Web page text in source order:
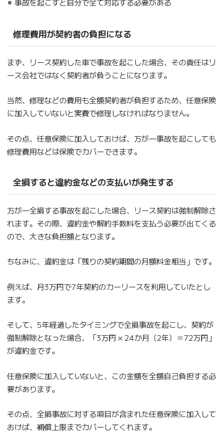
修理費用が契約者の負担になる
まず、リース契約した車で事故を起こした場合、その責任はリ
ース会社ではなく契約者が負うことになります。
当然、修理などの費用も全額契約者が負担するため、任意保険
に加入していないと実費で修理しなければなりません。
その点、任意保険に加入しておけば、万が一事故を起こしても
修理費用などは保険でカバーできます。
全損すると違約金などの支払いが発生する
万が一全損する事故を起こした場合、リース契約は強制解除さ
れます。その際、違約金や解約手数料を支払う必要が出てくる
ので、大きな負担額となります。
ちなみに、違約金は「残りの契約期間の月額料金相当」です。
例えば、月3万円で7年契約のカーリースを利用していたとし
ます。
そして、5年経過したタイミングで全損事故を起こし、契約が
強制解除となった場合、「3万円 × 24か月（2年）＝72万円」
が違約金です。
任意保険に加入していないと、この金額を全額自己負担する必
要があります。
その点、全損事故に対する項目が含まれた任意保険に加入して
おけば、補償上限までカバーしてくれます。